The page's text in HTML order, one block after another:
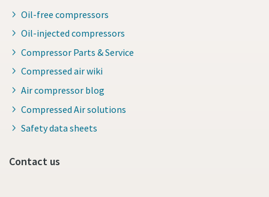
Oil-free compressors
Oil-injected compressors
Compressor Parts & Service
Compressed air wiki
Air compressor blog
Compressed Air solutions
Safety data sheets
Contact us